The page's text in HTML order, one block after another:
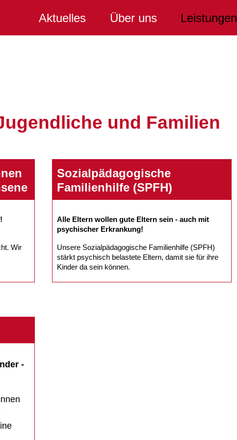
Aktuelles Über uns Leistungen
und Familien
Wir
Sozialpädagogische
Familienhilfe (SPFH)
Alle Eltern wollen gute Eltern sein - auch mit
psychischer Erkrankung!
Unsere Sozialpädagogische Familienhilfe (SPFH)
stärkt psychisch belastete Eltern, damit sie für ihre
Kinder da sein können.
-